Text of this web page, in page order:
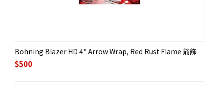
Bohning Blazer HD 4" Arrow Wrap, Red Rust Flame 箭飾
$500